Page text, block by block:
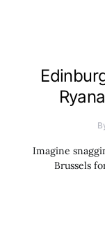
Imagine
Brussels